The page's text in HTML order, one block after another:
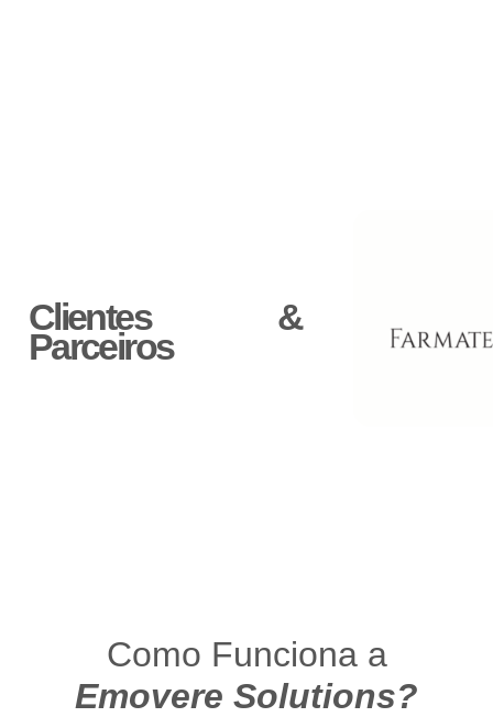
Clientes &
Parceiros
Como Funciona a
Emovere Solutions?